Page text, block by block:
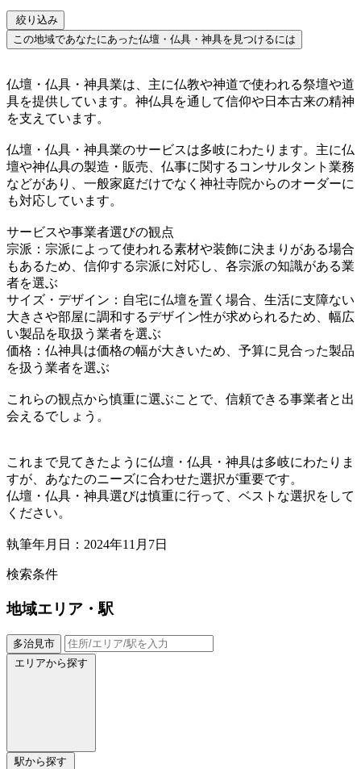
絞り込み
この地域であなたにあった仏壇・仏具・神具を見つけるには
仏壇・仏具・神具業は、主に仏教や神道で使われる祭壇や道
具を提供しています。神仏具を通して信仰や日本古来の精神
を支えています。
仏壇・仏具・神具業のサービスは多岐にわたります。主に仏
壇や神仏具の製造・販売、仏事に関するコンサルタント業務
などがあり、一般家庭だけでなく神社寺院からのオーダーに
も対応しています。
サービスや事業者選びの観点
宗派：宗派によって使われる素材や装飾に決まりがある場合
もあるため、信仰する宗派に対応し、各宗派の知識がある業
者を選ぶ
サイズ・デザイン：自宅に仏壇を置く場合、生活に支障ない
大きさや部屋に調和するデザイン性が求められるため、幅広
い製品を取扱う業者を選ぶ
価格：仏神具は価格の幅が大きいため、予算に見合った製品
を扱う業者を選ぶ
これらの観点から慎重に選ぶことで、信頼できる事業者と出
会えるでしょう。
これまで見てきたように仏壇・仏具・神具は多岐にわたりま
すが、あなたのニーズに合わせた選択が重要です。
仏壇・仏具・神具選びは慎重に行って、ベストな選択をして
ください。
執筆年月日：2024年11月7日
検索条件
地域エリア・駅
多治見市
エリアから探す
駅から探す